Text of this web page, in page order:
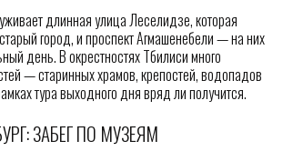
длинная улица Леселидзе, которая
город, и проспект Агмашенебели — на них
день. В окрестностях Тбилиси много
— старинных храмов, крепостей, водопадов
тура выходного дня вряд ли получится.
ЗАБЕГ ПО МУЗЕЯМ